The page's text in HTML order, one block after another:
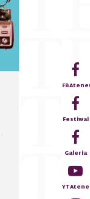
Festiwal
Galeria